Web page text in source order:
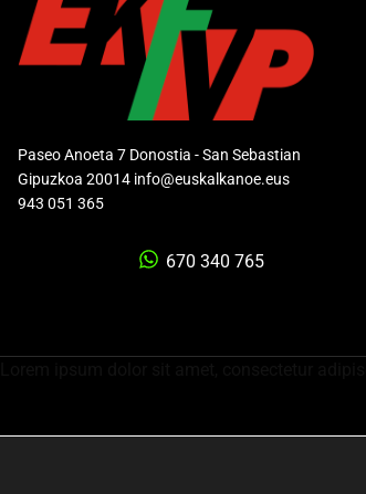
Paseo Anoeta 7 Donostia - San Sebastian
Gipuzkoa 20014 info@euskalkanoe.eus
943 051 365
670 340 765